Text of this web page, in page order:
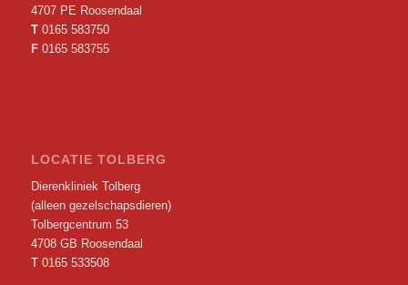
4707 PE Roosendaal
T 0165 583750
F 0165 583755
LOCATIE TOLBERG
Dierenkliniek Tolberg
(alleen gezelschapsdieren)
Tolbergcentrum 53
4708 GB Roosendaal
T 0165 533508